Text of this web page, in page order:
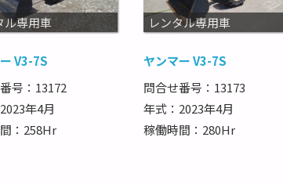
ル専用車
V3-7S
号：13172
年4月
：258Hr
レンタル専用車
ヤンマー V3-7S
問合せ番号：13173
年式：2023年4月
稼働時間：280Hr